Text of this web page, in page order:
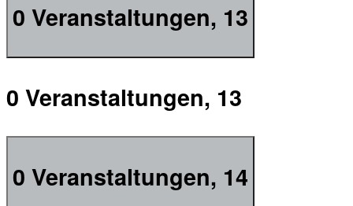
0 Veranstaltungen, 13
0 Veranstaltungen, 13
0 Veranstaltungen, 14